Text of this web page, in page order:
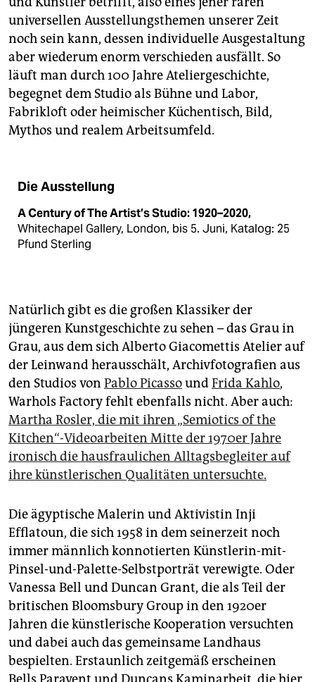
universellen Ausstellungsthemen unserer Zeit
noch sein kann, dessen individuelle Ausgestaltung
aber wiederum enorm verschieden ausfällt. So
läuft man durch 100 Jahre Ateliergeschichte,
begegnet dem Studio als Bühne und Labor,
Fabrikloft oder heimischer Küchentisch, Bild,
Mythos und realem Arbeitsumfeld.
Die Ausstellung
A Century of The Artist’s Studio: 1920–2020,
Whitechapel Gallery, London, bis 5. Juni, Katalog: 25
Pfund Sterling
Natürlich gibt es die großen Klassiker der
jüngeren Kunstgeschichte zu sehen – das Grau in
Grau, aus dem sich Alberto Giacomettis Atelier auf
der Leinwand herausschält, Archivfotografien aus
den Studios von Pablo PicassoundFrida Kahlo,
Warhols Factory fehlt ebenfalls nicht. Aber auch:
Martha Rosler, die mit ihren „Semiotics of the
Kitchen“-Videoarbeiten Mitte der 1970er Jahre
ironisch die hausfraulichen Alltagsbegleiter auf
ihre künstlerischen Qualitäten untersuchte.
Die ägyptische Malerin und Aktivistin Inji
Efflatoun, die sich 1958 in dem seinerzeit noch
immer männlich konnotierten Künstlerin-mit-
Pinsel-und-Palette-Selbstporträt verewigte. Oder
Vanessa Bell und Duncan Grant, die als Teil der
britischen Bloomsbury Group in den 1920er
Jahren die künstlerische Kooperation versuchten
und dabei auch das gemeinsame Landhaus
bespielten. Erstaunlich zeitgemäß erscheinen